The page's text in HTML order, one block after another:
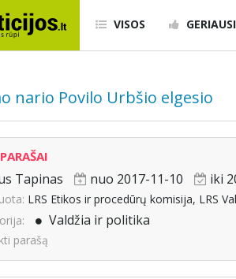
VISOS
nario Povilo Urbšio elgesio
Tapinas nuo 2017-11-10 iki
LRS Etikos ir procedūrų komisija, LRS
Valdžia ir politika
parašą